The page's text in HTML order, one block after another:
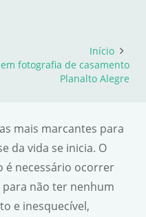
Início
fotografia de casamento
Planalto Alegre
mais marcantes para
da vida se inicia. O
é necessário ocorrer
não ter nenhum
e inesquecível,